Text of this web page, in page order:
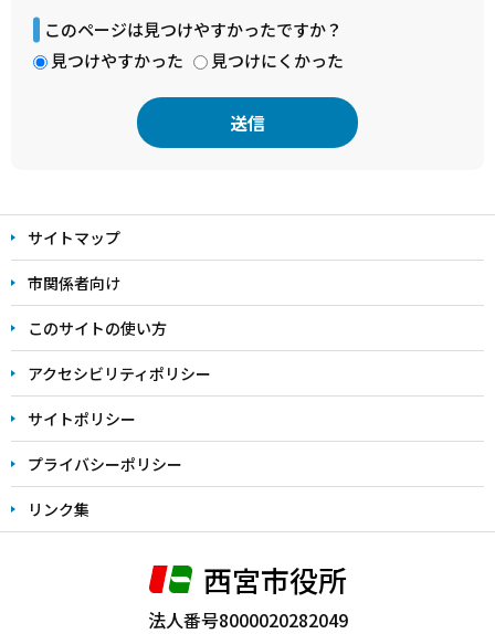
このページは見つけやすかったですか？
見つけやすかった
見つけにくかった
文
こ
こ
ま
で
サイトマップ
市関係者向け
このサイトの使い方
アクセシビリティポリシー
サイトポリシー
プライバシーポリシー
リンク集
西宮市役所
法人番号8000020282049